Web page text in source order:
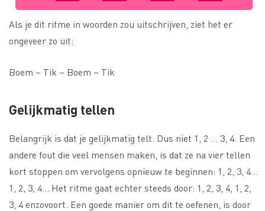
Als je dit ritme in woorden zou uitschrijven, ziet het er
ongeveer zo uit:
Boem – Tik – Boem – Tik
Gelijkmatig tellen
Belangrijk is dat je gelijkmatig telt. Dus niet 1, 2 … 3, 4. Een
andere fout die veel mensen maken, is dat ze na vier tellen
kort stoppen om vervolgens opnieuw te beginnen: 1, 2, 3, 4…
1, 2, 3, 4… Het ritme gaat echter steeds door: 1, 2, 3, 4, 1, 2,
3, 4 enzovoort. Een goede manier om dit te oefenen, is door